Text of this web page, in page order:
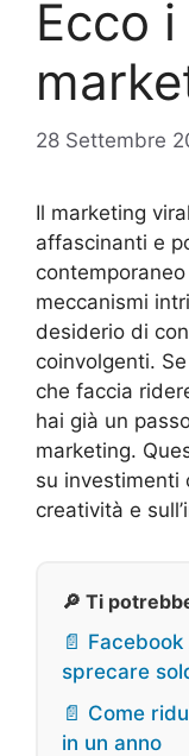
Ecco
28 Settembre
Il marketing
affascinanti e
meccanismi
desiderio di
coinvolgenti.
che faccia
hai già un
marketing.
su investimenti
creatività e
🔎 Ti
📄
sprecare
📄 Come
in un anno